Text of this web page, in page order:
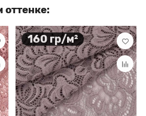
оттенке:
160 гр/м²